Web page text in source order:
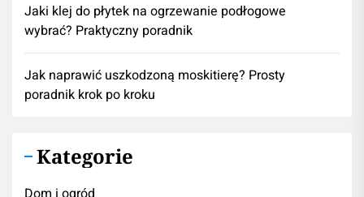
Jaki klej do płytek na ogrzewanie podłogowe
wybrać? Praktyczny poradnik
Jak naprawić uszkodzoną moskitierę? Prosty
poradnik krok po kroku
Kategorie